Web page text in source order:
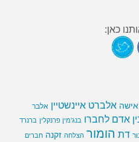
כאן:
אישה אלברט איינשטיין אלבר
אדם לחברו בנג'מין פרנקלין ברנרד
דת הומור הצלחה זקנה חברים